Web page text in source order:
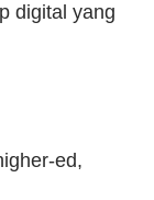
digital yang
ed,